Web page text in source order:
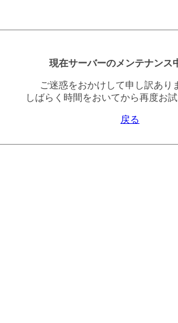
現在サーバーのメンテナンス
ご迷惑をおかけして申し訳あり
しばらく時間をおいてから再度お試
戻る